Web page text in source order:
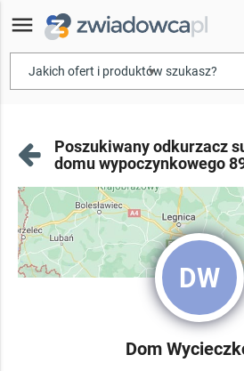
menu
▾
Poszukiwany odkurzacz
domu wypoczynkowego
DW
Dom